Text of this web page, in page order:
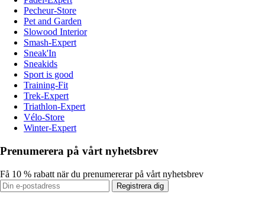
Pecheur-Store
Pet and Garden
Slowood Interior
Smash-Expert
Sneak'In
Sneakids
Sport is good
Training-Fit
Trek-Expert
Triathlon-Expert
Vélo-Store
Winter-Expert
Prenumerera på vårt nyhetsbrev
Få 10 % rabatt när du prenumererar på vårt nyhetsbrev
Registrera dig